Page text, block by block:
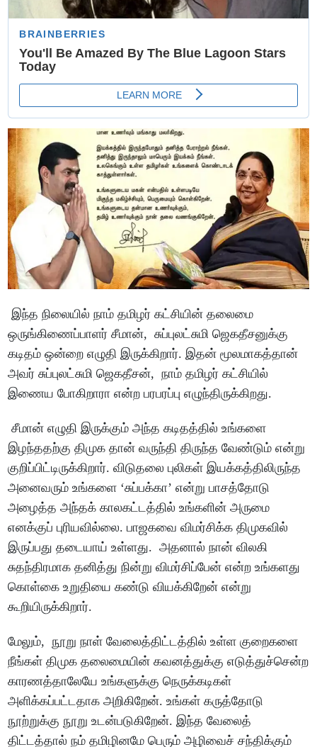
இந்த நிலையில் நாம் தமிழர் கட்சியின் தலைமை
ஒருங்கிணைப்பாளர் சீமான், சுப்புலட்சுமி ஜெகதீசனுக்கு
கடிதம் ஒன்றை எழுதி இருக்கிறார். இதன் மூலமாகத்தான்
அவர் சுப்புலட்சுமி ஜெகதீசன், நாம் தமிழர் கட்சியில்
இணைய போகிறாரா என்ற பரபரப்பு எழுந்திருக்கிறது.
சீமான் எழுதி இருக்கும் அந்த கடிதத்தில் உங்களை
இழந்ததற்கு திமுக தான் வருந்தி திருந்த வேண்டும் என்று
குறிப்பிட்டிருக்கிறார். விடுதலை புலிகள் இயக்கத்திலிருந்த
அனைவரும் உங்களை ‘சுப்பக்கா’ என்று பாசத்தோடு
அழைத்த அந்தக் காலகட்டத்தில் உங்களின் அருமை
எனக்குப் புரியவில்லை. பாஜகவை விமர்சிக்க திமுகவில்
இருப்பது தடையாய் உள்ளது. அதனால் நான் விலகி
சுதந்திரமாக தனித்து நின்று விமர்சிப்பேன் என்ற உங்களது
கொள்கை உறுதியை கண்டு வியக்கிறேன் என்று
கூறியிருக்கிறார்.
மேலும், நூறு நாள் வேலைத்திட்டத்தில் உள்ள குறைகளை
நீங்கள் திமுக தலைமையின் கவனத்துக்கு எடுத்துச்சென்ற
காரணத்தாலேயே உங்களுக்கு நெருக்கடிகள்
அளிக்கப்பட்டதாக அறிகிறேன். உங்கள் கருத்தோடு
நூற்றுக்கு நூறு உடன்படுகிறேன். இந்த வேலைத்
திட்டத்தால் நம் தமிழினமே பெரும் அழிவைச் சந்திக்கும்